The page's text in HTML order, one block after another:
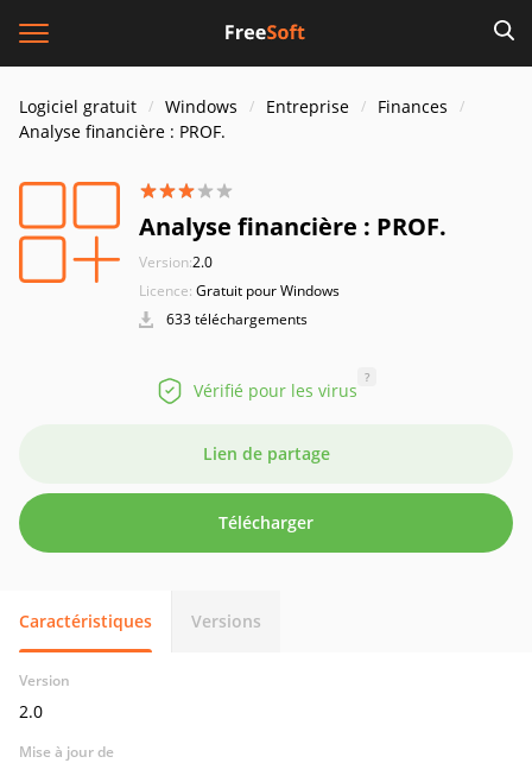
Logiciel gratuit Windows Entreprise
Finances
Analyse financière : PROF.
Analyse financière : PROF.
Version:2.0
Licence: Gratuit pour Windows
633 téléchargements
Vérifié pour les virus
?
Lien de partage
Télécharger
Caractéristiques Versions
Version
2.0
Mise à jour de